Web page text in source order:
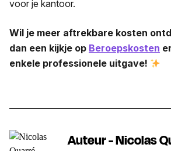
voor je kantoor.
Wil je meer aftrekbare kosten
dan een kijkje op Beroepskosten
enkele professionele uitgave!
Auteur - Nicolas